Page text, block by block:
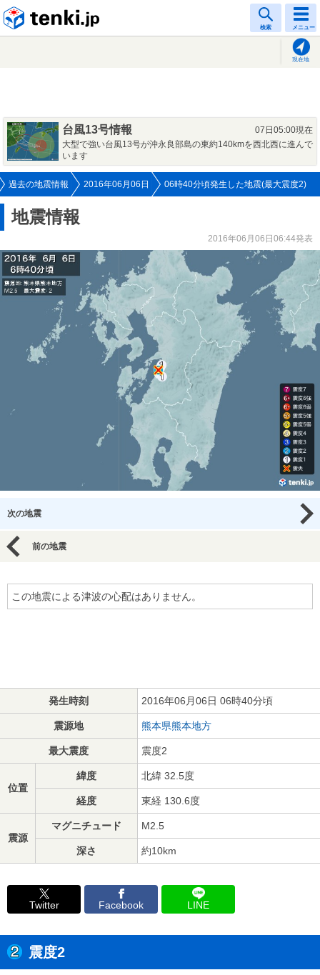
検索 メニュー
現在地
台風13号情報
07日05:00現在
大型で強い台風13号が沖永良部島の東約140kmを西北西に進んで
います
過去の地震情報 2016年06月06日 06時40分頃発生した地震(最大震度2)
地震情報
2016年06月06日06:44発表
次の地震
前の地震
この地震による津波の心配はありません。
発生時刻 2016年06月06日 06時40分頃
震源地 熊本県熊本地方
最大震度 震度2
位置
緯度 北緯 32.5度
経度 東経 130.6度
震源
マグニチュード M2.5
深さ 約10km
Twitter Facebook LINE
震度2